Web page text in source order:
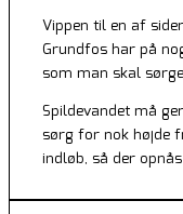
Vippen til en af
Grundfos har på
som man skal
Spildevandet må
sørg for nok højde
indløb, så der